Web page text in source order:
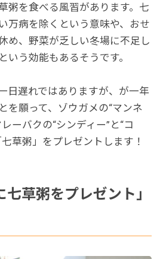
粥を食べる風習があります。七
万病を除くという意味や、おせ
め、野菜が乏しい冬場に不足し
いう効能もあるそうです。
日遅れではありますが、が一年
を願って、ゾウガメの“マンネ
ーバクの“シンディー”と“コ
草粥」をプレゼントします！
七草粥をプレゼント」